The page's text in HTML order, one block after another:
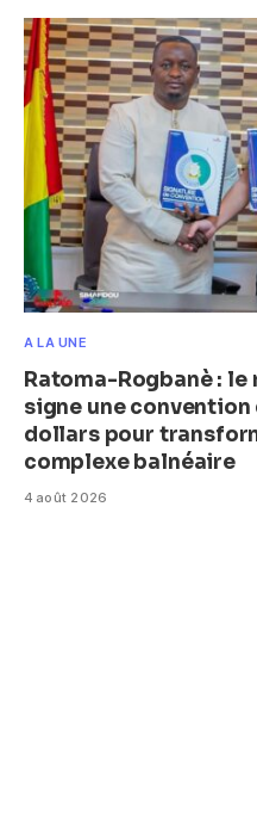
A LA UNE
Ratoma-Rogbanè :
signe une
dollars pour
complexe balnéaire
4 août 2026